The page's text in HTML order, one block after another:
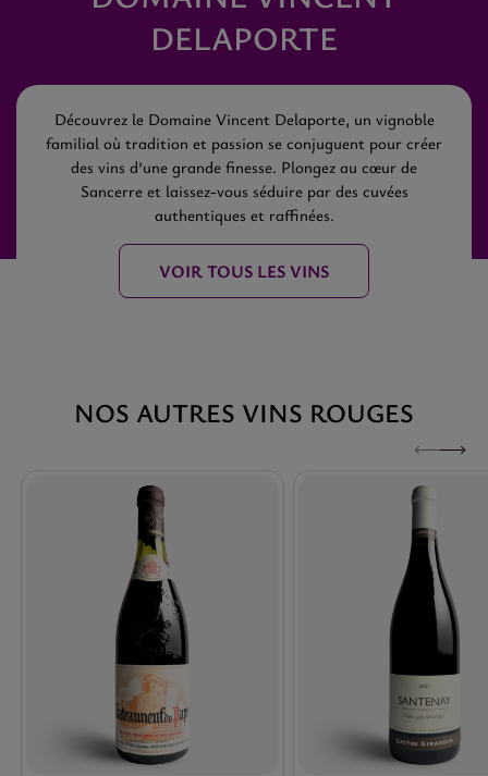
DELAPORTE
Découvrez le Domaine Vincent Delaporte, un vignoble
familial où tradition et passion se conjuguent pour créer
des vins d’une grande finesse. Plongez au cœur de
Sancerre et laissez-vous séduire par des cuvées
authentiques et raffinées.
VOIR TOUS LES VINS
NOS AUTRES VINS ROUGES